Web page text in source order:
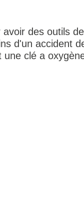
des outils
d'un accident
clé a